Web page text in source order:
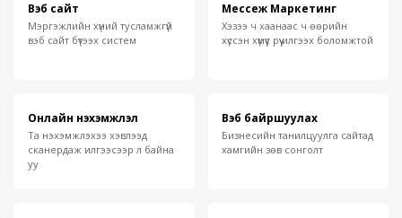
Вэб сайт
Мэргэжлийн хүний тусламжгүй
вэб сайт бүтээх систем
Мессеж Маркетинг
Хэзээ ч хаанаас ч өөрийн
хүссэн хүмүүс рүү илгээх боломжтой
Онлайн нэхэмжлэл
Та нэхэмжлэхээ хэвлээд
сканердаж илгээсээр л байна
уу
Вэб байршуулах
Бизнесийн танилцуулга сайтад
хамгийн зөв сонголт